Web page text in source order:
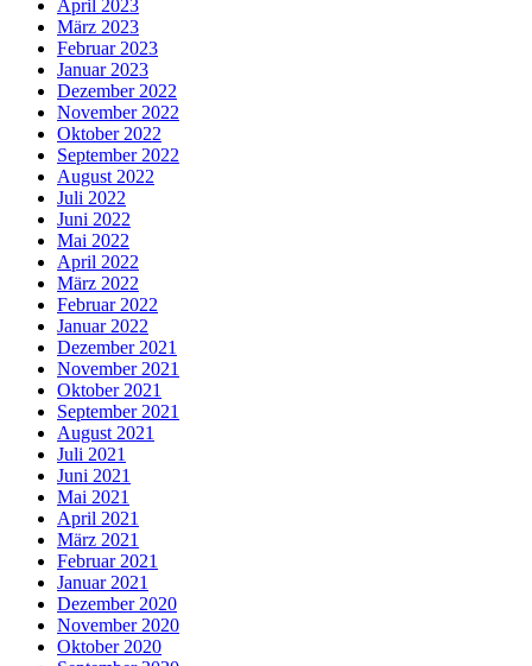
April 2023
März 2023
Februar 2023
Januar 2023
Dezember 2022
November 2022
Oktober 2022
September 2022
August 2022
Juli 2022
Juni 2022
Mai 2022
April 2022
März 2022
Februar 2022
Januar 2022
Dezember 2021
November 2021
Oktober 2021
September 2021
August 2021
Juli 2021
Juni 2021
Mai 2021
April 2021
März 2021
Februar 2021
Januar 2021
Dezember 2020
November 2020
Oktober 2020